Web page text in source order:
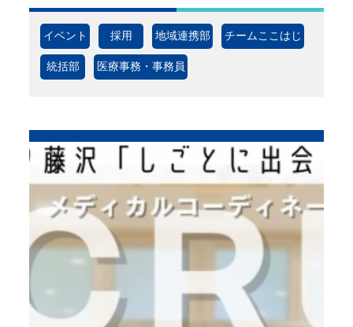
イベント 採用 地域連携部 チームここはじ
統括部 医療事務・事務員